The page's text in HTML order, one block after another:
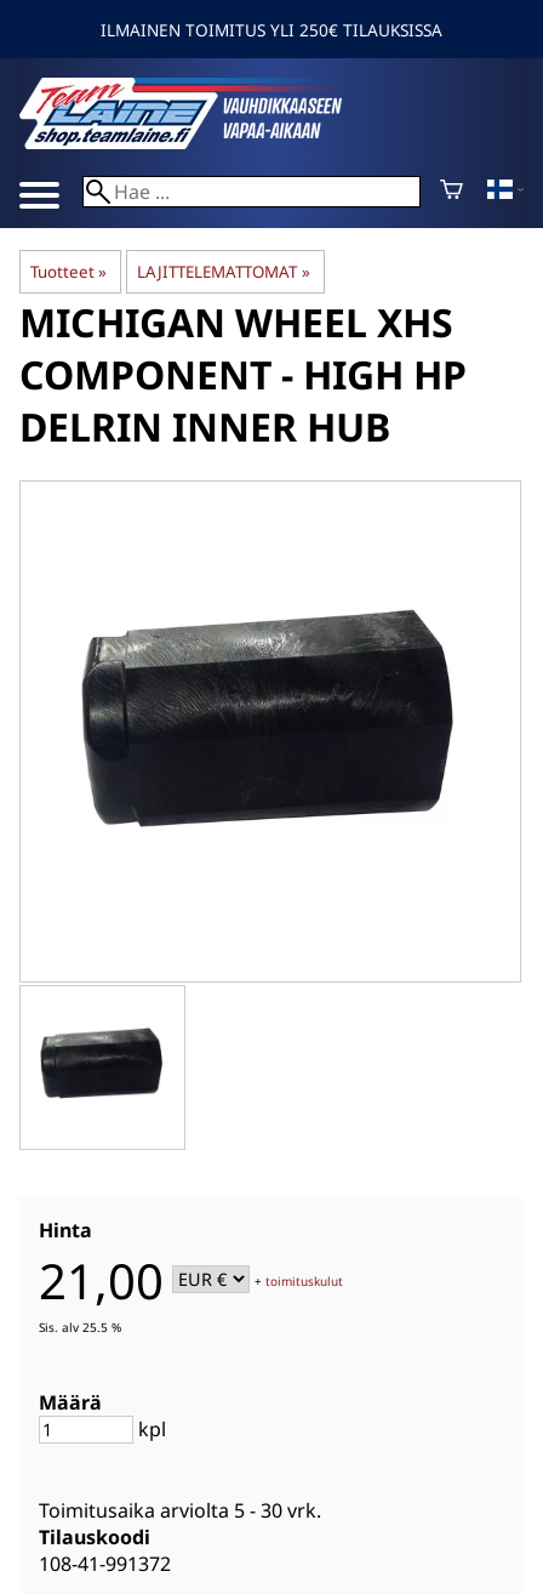
ILMAINEN TOIMITUS YLI 250€ TILAUKSISSA
Tuotteet‪» LAJITTELEMATTOMAT ‪»
MICHIGAN WHEEL XHS
COMPONENT - HIGH HP
DELRIN INNER HUB
Hinta
21,00 +toimituskulut
Sis. alv 25.5 %
Määrä
kpl
Toimitusaika arviolta 5 - 30 vrk.
Tilauskoodi
108-41-991372